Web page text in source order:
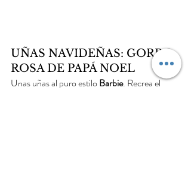
UÑAS NAVIDEÑAS: GORRO
ROSA DE PAPÁ NOEL
Unas uñas al puro estilo Barbie. Recrea el